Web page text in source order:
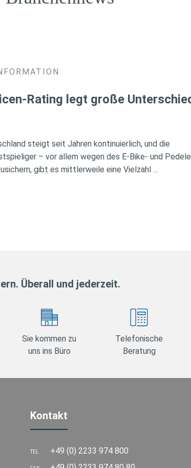
Rating legt große
steigt seit Jahren kontinuierlich, und die
– vor allem wegen des E-Bike- und
gibt es mittlerweile eine Vielzahl …
Überall und jederzeit.
Sie kommen zu
uns ins Büro
Telefonische
Beratung
Kontakt
TEL +49 (0) 2233 974 800